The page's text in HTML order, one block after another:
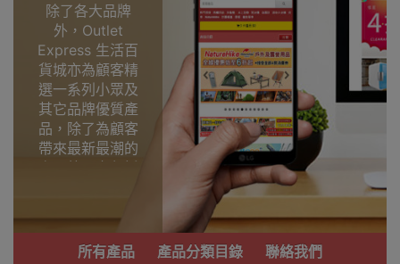
除了各大品牌
外，Outlet
Express 生活百
貨城亦為顧客精
選一系列小眾及
其它品牌優質產
品，除了為顧客
帶來最新最潮的
產品外，亦包括
功能齊備的產
品。
所有產品 產品分類目錄 聯絡我們